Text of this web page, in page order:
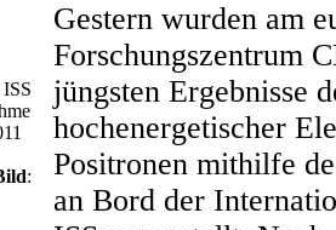
:
Gestern wurden am
Forschungszentrum
jüngsten Ergebnisse
hochenergetischer
Positronen mithilfe
an Bord der